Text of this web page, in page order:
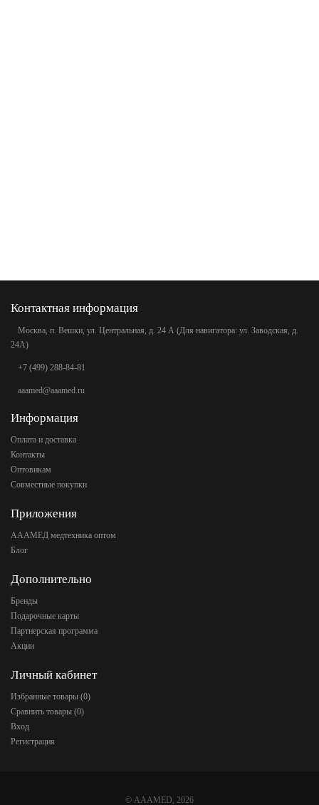
Контактная информация
Москва, п. Вешки, ул. Центральная, д. 24 А (Для навигатора: ул. Заводская, д.
24А)
+7 (499) 288-84-81
aaamed@aaamed.ru
Информация
Оплата и доставка
Контакты
Оптовикам
Совместные покупки
Приложения
АААМЕД медтехника оптом
Блог
Дополнительно
Бренды
Подарочные карты
Партнерская программа
Акции
Личный кабинет
Избранные товары (0)
Сравнить товары (0)
Вход
Регистрация
© AAAMED, 2026